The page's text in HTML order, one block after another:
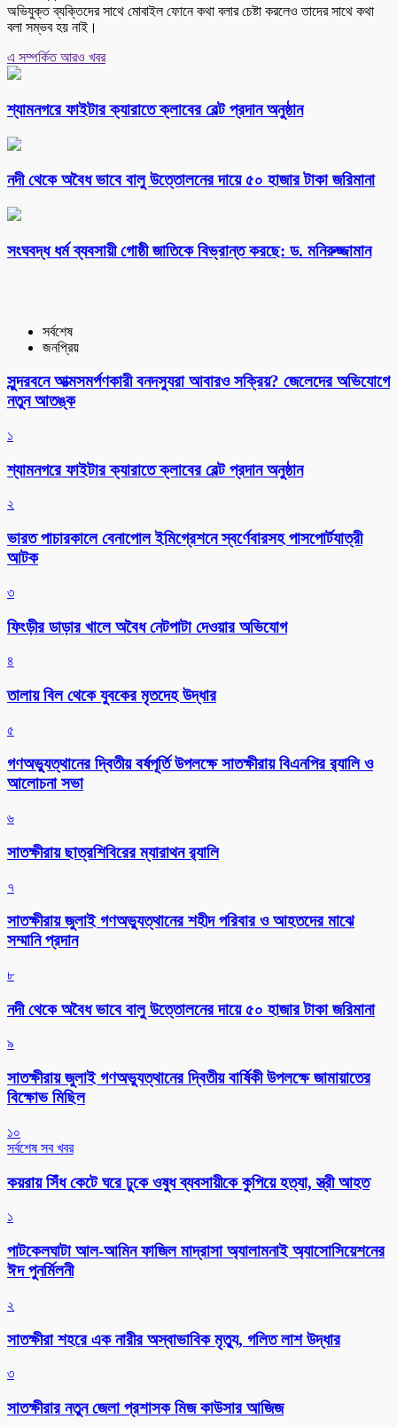
অভিযুক্ত ব্যক্তিদের সাথে মোবাইল ফোনে কথা বলার চেষ্টা করলেও তাদের সাথে কথা
বলা সম্ভব হয় নাই।
এ সম্পর্কিত আরও খবর
শ্যামনগরে ফাইটার ক্যারাতে ক্লাবের বেল্ট প্রদান অনুষ্ঠান
নদী থেকে অবৈধ ভাবে বালু উত্তোলনের দায়ে ৫০ হাজার টাকা জরিমানা
সংঘবদ্ধ ধর্ম ব্যবসায়ী গোষ্ঠী জাতিকে বিভ্রান্ত করছে: ড. মনিরুজ্জামান
সর্বশেষ
জনপ্রিয়
সুন্দরবনে আত্মসমর্পণকারী বনদস্যুরা আবারও সক্রিয়? জেলেদের অভিযোগে
নতুন আতঙ্ক
১
শ্যামনগরে ফাইটার ক্যারাতে ক্লাবের বেল্ট প্রদান অনুষ্ঠান
২
ভারত পাচারকালে বেনাপোল ইমিগ্রেশনে স্বর্ণেবারসহ পাসপোর্টযাত্রী
আটক
৩
ফিংড়ীর ডাড়ার খালে অবৈধ নেটপাটা দেওয়ার অভিযোগ
৪
তালায় বিল থেকে যুবকের মৃতদেহ উদ্ধার
৫
গণঅভ্যুত্থানের দ্বিতীয় বর্ষপূর্তি উপলক্ষে সাতক্ষীরায় বিএনপির র‌্যালি ও
আলোচনা সভা
৬
সাতক্ষীরায় ছাত্রশিবিরের ম্যারাথন র‌্যালি
৭
সাতক্ষীরায় জুলাই গণঅভ্যুত্থানের শহীদ পরিবার ও আহতদের মাঝে
সম্মানি প্রদান
৮
নদী থেকে অবৈধ ভাবে বালু উত্তোলনের দায়ে ৫০ হাজার টাকা জরিমানা
৯
সাতক্ষীরায় জুলাই গণঅভ্যুত্থানের দ্বিতীয় বার্ষিকী উপলক্ষে জামায়াতের
বিক্ষোভ মিছিল
১০
সর্বশেষ সব খবর
কয়রায় সিঁধ কেটে ঘরে ঢুকে ওষুধ ব্যবসায়ীকে কুপিয়ে হত্যা, স্ত্রী আহত
১
পাটকেলঘাটা আল-আমিন ফাজিল মাদ্রাসা অ্যালামনাই অ্যাসোসিয়েশনের
ঈদ পুনর্মিলনী
২
সাতক্ষীরা শহরে এক নারীর অস্বাভাবিক মৃত্যু, গলিত লাশ উদ্ধার
৩
সাতক্ষীরার নতুন জেলা প্রশাসক মিজ কাউসার আজিজ